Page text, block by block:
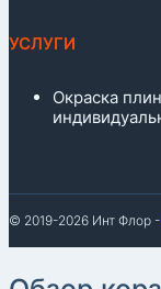
УСЛУГИ
Окраска
© 2019-2026 Инт Флор -